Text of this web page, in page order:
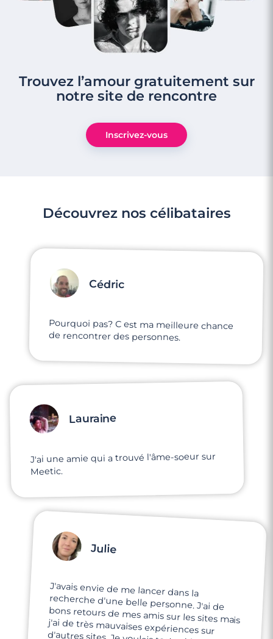
Trouvez l’amour gratuitement sur
notre site de rencontre
Inscrivez-vous
Découvrez nos célibataires
Cédric
Pourquoi pas? C est ma meilleure chance
de rencontrer des personnes.
Lauraine
J'ai une amie qui a trouvé l'âme-soeur sur
Meetic.
Julie
J'avais envie de me lancer dans la
recherche d'une belle personne. J'ai de
bons retours de mes amis sur les sites mais
j'ai de très mauvaises expériences sur
d'autres sites. Je voulais tester Meetic,
comme une dernière chance aux